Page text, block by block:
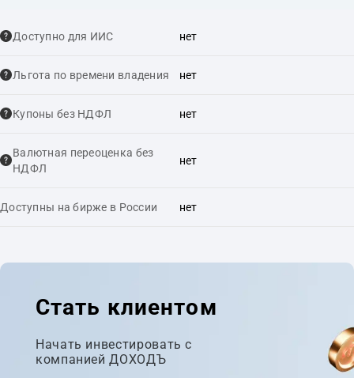
Доступно для ИИС нет
Льгота по времени владения нет
Купоны без НДФЛ нет
Валютная переоценка без
НДФЛ
нет
Доступны на бирже в России нет
Стать клиентом
Начать инвестировать с
компанией ДОХОДЪ